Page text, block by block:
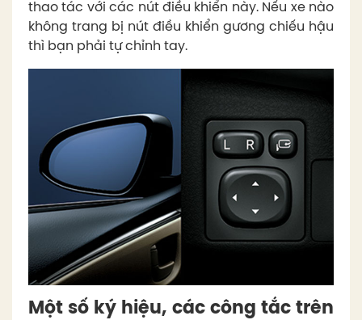
thao tác với các nút điều khiển này. Nếu xe nào
không trang bị nút điều khiển gương chiếu hậu
thì bạn phải tự chỉnh tay.
Một số ký hiệu, các công tắc trên